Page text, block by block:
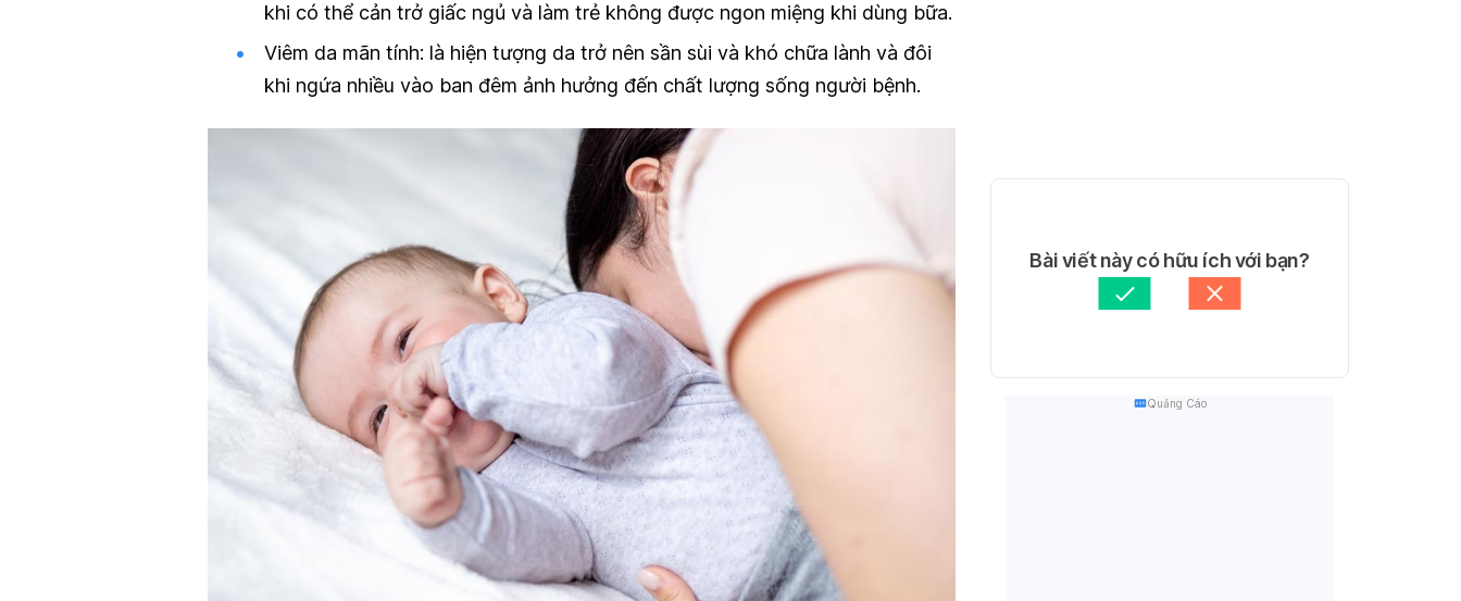
khi có thể cản trở giấc ngủ và làm trẻ không được ngon miệng khi dùng bữa.
Viêm da mãn tính: là hiện tượng da trở nên sần sùi và khó chữa lành và đôi
khi ngứa nhiều vào ban đêm ảnh hưởng đến chất lượng sống người bệnh.
Bài viết này có hữu ích với bạn?
Quảng Cáo